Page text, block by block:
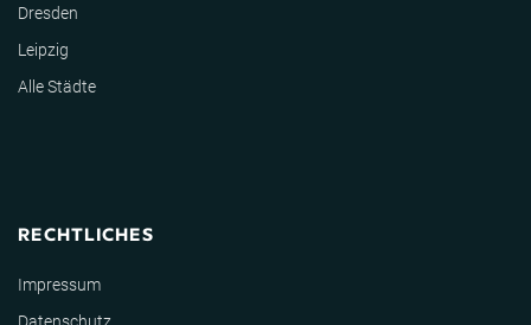
Dresden
Leipzig
Alle Städte
RECHTLICHES
Impressum
Datenschutz